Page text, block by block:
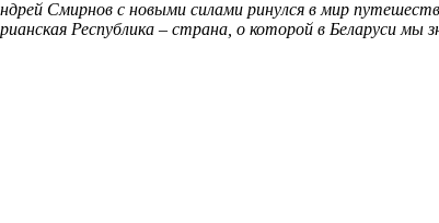
Смирнов с новыми силами ринулся в мир
Республика – страна, о которой в Беларуси мы